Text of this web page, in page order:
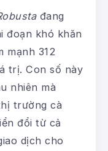
đang
đoạn khó khăn
mạnh 312
trị. Con số này
nhiên mà
trường cà
đổi từ cả
dịch cho